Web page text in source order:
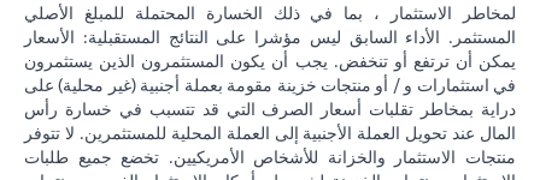
لمخاطر الاستثمار ، بما في ذلك الخسارة المحتملة للمبلغ الأصلي
المستثمر. الأداء السابق ليس مؤشرا على النتائج المستقبلية: الأسعار
يمكن أن ترتفع أو تنخفض. يجب أن يكون المستثمرون الذين يستثمرون
في استثمارات و / أو منتجات خزينة مقومة بعملة أجنبية (غير محلية) على
دراية بمخاطر تقلبات أسعار الصرف التي قد تتسبب في خسارة رأس
المال عند تحويل العملة الأجنبية إلى العملة المحلية للمستثمرين. لا تتوفر
منتجات الاستثمار والخزانة للأشخاص الأمريكيين. تخضع جميع طلبات